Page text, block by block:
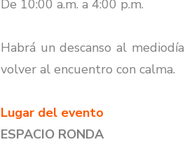
De 10:00 a.m. a 4:00 p.m.
Habrá un descanso al
volver al encuentro con calma.
Lugar del evento
ESPACIO RONDA